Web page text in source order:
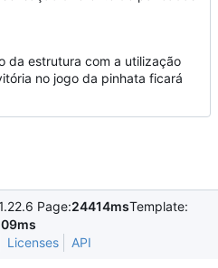
da estrutura com a utilização
no jogo da pinhata ficará
Page:24414msTemplate:
Licenses API